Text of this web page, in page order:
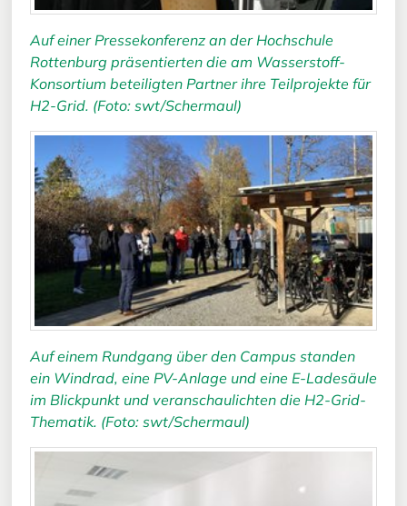
Auf einer Pressekonferenz an der Hochschule
Rottenburg präsentierten die am Wasserstoff-
Konsortium beteiligten Partner ihre Teilprojekte für
H2-Grid. (Foto: swt/Schermaul)
Auf einem Rundgang über den Campus standen
ein Windrad, eine PV-Anlage und eine E-Ladesäule
im Blickpunkt und veranschaulichten die H2-Grid-
Thematik. (Foto: swt/Schermaul)